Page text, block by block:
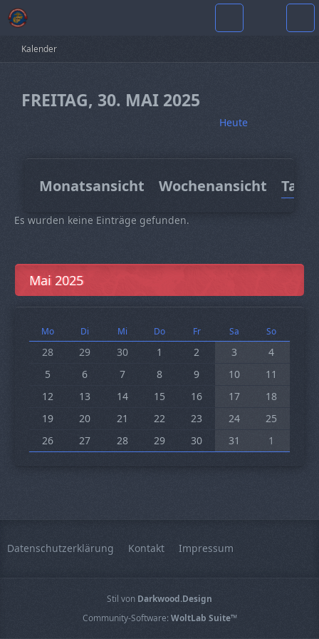
Kalender
FREITAG, 30. MAI 2025
Heute
Monatsansicht Wochenansicht
Es wurden keine Einträge gefunden.
Mai 2025
Mo Di Mi Do Fr Sa So
28 29 30 1 2 3
4
5
6 7 8 9 10
11
12
13 14 15 16 17
18
19
20 21 22 23 24
25
26
27 28 29 30 31 1
Datenschutzerklärung Kontakt Impressum
Stil von Darkwood.Design
Community-Software: WoltLab Suite™